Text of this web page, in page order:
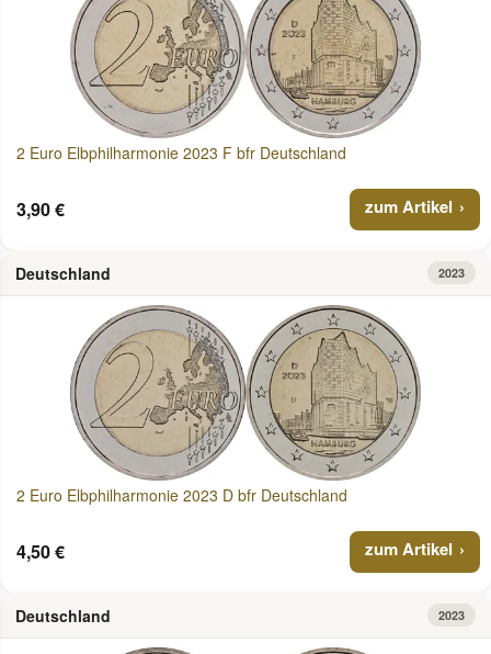
2 Euro Elbphilharmonie 2023 F bfr Deutschland
3,90 € zum Artikel
Deutschland 2023
2 Euro Elbphilharmonie 2023 D bfr Deutschland
4,50 € zum Artikel
Deutschland 2023